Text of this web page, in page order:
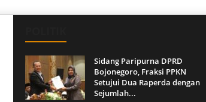
Sidang Paripurna DPRD
Bojonegoro, Fraksi PPKN
Setujui Dua Raperda dengan
Sejumlah...